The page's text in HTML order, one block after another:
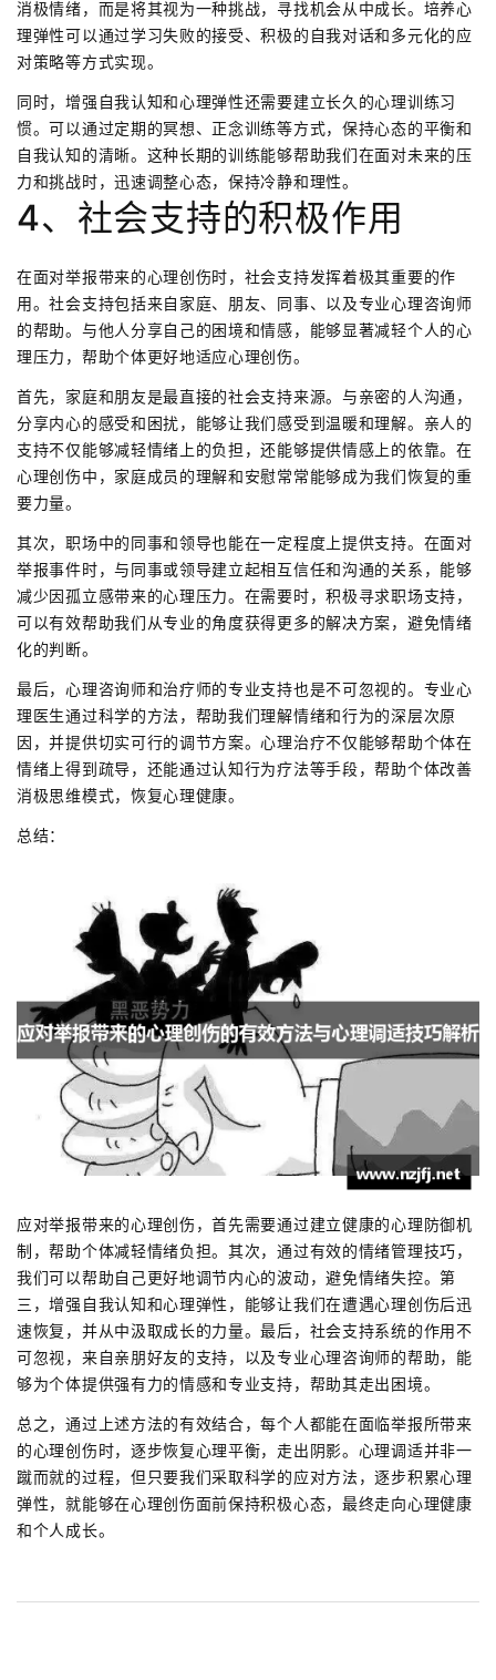
消极情绪，而是将其视为一种挑战，寻找机会从中成长。培养心
理弹性可以通过学习失败的接受、积极的自我对话和多元化的应
对策略等方式实现。
同时，增强自我认知和心理弹性还需要建立长久的心理训练习
惯。可以通过定期的冥想、正念训练等方式，保持心态的平衡和
自我认知的清晰。这种长期的训练能够帮助我们在面对未来的压
力和挑战时，迅速调整心态，保持冷静和理性。
4、社会支持的积极作用
在面对举报带来的心理创伤时，社会支持发挥着极其重要的作
用。社会支持包括来自家庭、朋友、同事、以及专业心理咨询师
的帮助。与他人分享自己的困境和情感，能够显著减轻个人的心
理压力，帮助个体更好地适应心理创伤。
首先，家庭和朋友是最直接的社会支持来源。与亲密的人沟通，
分享内心的感受和困扰，能够让我们感受到温暖和理解。亲人的
支持不仅能够减轻情绪上的负担，还能够提供情感上的依靠。在
心理创伤中，家庭成员的理解和安慰常常能够成为我们恢复的重
要力量。
其次，职场中的同事和领导也能在一定程度上提供支持。在面对
举报事件时，与同事或领导建立起相互信任和沟通的关系，能够
减少因孤立感带来的心理压力。在需要时，积极寻求职场支持，
可以有效帮助我们从专业的角度获得更多的解决方案，避免情绪
化的判断。
最后，心理咨询师和治疗师的专业支持也是不可忽视的。专业心
理医生通过科学的方法，帮助我们理解情绪和行为的深层次原
因，并提供切实可行的调节方案。心理治疗不仅能够帮助个体在
情绪上得到疏导，还能通过认知行为疗法等手段，帮助个体改善
消极思维模式，恢复心理健康。
总结：
应对举报带来的心理创伤，首先需要通过建立健康的心理防御机
制，帮助个体减轻情绪负担。其次，通过有效的情绪管理技巧，
我们可以帮助自己更好地调节内心的波动，避免情绪失控。第
三，增强自我认知和心理弹性，能够让我们在遭遇心理创伤后迅
速恢复，并从中汲取成长的力量。最后，社会支持系统的作用不
可忽视，来自亲朋好友的支持，以及专业心理咨询师的帮助，能
够为个体提供强有力的情感和专业支持，帮助其走出困境。
总之，通过上述方法的有效结合，每个人都能在面临举报所带来
的心理创伤时，逐步恢复心理平衡，走出阴影。心理调适并非一
蹴而就的过程，但只要我们采取科学的应对方法，逐步积累心理
弹性，就能够在心理创伤面前保持积极心态，最终走向心理健康
和个人成长。